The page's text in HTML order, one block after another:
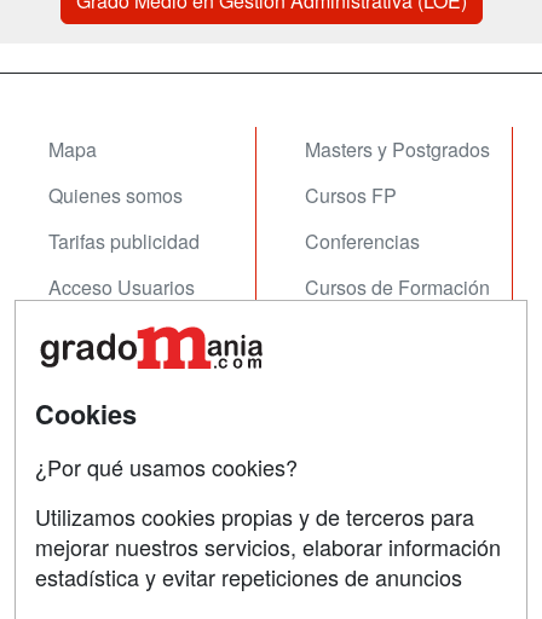
Mapa
Quienes somos
Tarifas publicidad
Acceso Usuarios
Acceso Centros
Masters y Postgrados
Cursos FP
Conferencias
Cursos de Formación
Contactar
Copyleft
Cookies
¿Por qué usamos cookies?
Utilizamos cookies propias y de terceros para
mejorar nuestros servicios, elaborar información
estadística y evitar repeticiones de anuncios